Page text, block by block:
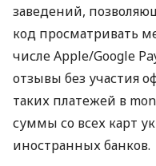
заведений,
код просматривать
числе Apple/Google
отзывы без участия
таких платежей в
суммы со всех карт
иностранных банков.